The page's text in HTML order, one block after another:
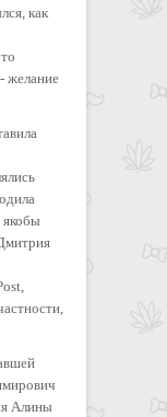
как
желание
якобы
Алины